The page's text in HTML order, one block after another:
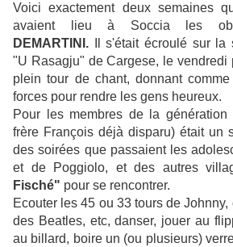
Voici exactement deux semaines
avaient lieu à Soccia les
DEMARTINI. Il s'était écroulé sur la
"U Rasagju" de Cargese, le vendredi
plein tour de chant, donnant
forces pour rendre les gens heureux.
Pour les membres de la
frère François déjà disparu) était un
des soirées que passaient les
et de Poggiolo, et des autres
Fisché" pour se rencontrer.
Ecouter les 45 ou 33 tours de
des Beatles, etc, danser, jouer au
au billard, boire un (ou plusieurs)